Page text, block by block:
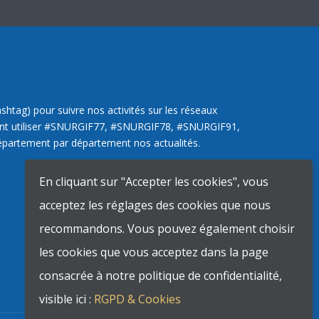
pour suivre nos activités sur les réseaux
utiliser #SNURGIF77, #SNURGIF78, #SNURGIF91,
par département nos actualités.
En cliquant sur "Accepter les cookies", vous
acceptez les réglages des cookies que nous
recommandons. Vous pouvez également choisir
les cookies que vous acceptez dans la page
consacrée à notre politique de confidentialité,
visible ici : RGPD & Cookies